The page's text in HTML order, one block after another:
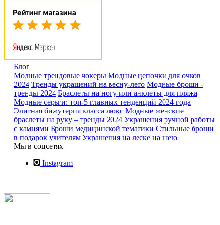
Блог
Модные трендовые чокеры Модные цепочки для очков
2024 Тренды украшений на весну-лето Модные броши -
тренды 2024 Браслеты на ногу или анклеты для пляжа
Модные серьги: топ-5 главных тенденций 2024 года
Элитная бижутерия класса люкс Модные женские
браслеты на руку – тренды 2024 Украшения ручной работы
с камнями Броши медицинской тематики Стильные броши
в подарок учителям Украшения на леске на шею
Мы в соцсетях
Instagram